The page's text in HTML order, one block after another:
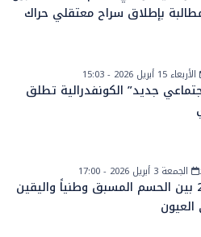
بإطلاق سراح معتقلي حراك
الأربعاء 15 أبريل 2026 - 15:03
جديد” الكونفدرالية تطلق
الجمعة 3 أبريل 2026 - 17:00
انتخابات 2026 بين الحسم المسبق وطنياً واليقين
العيون